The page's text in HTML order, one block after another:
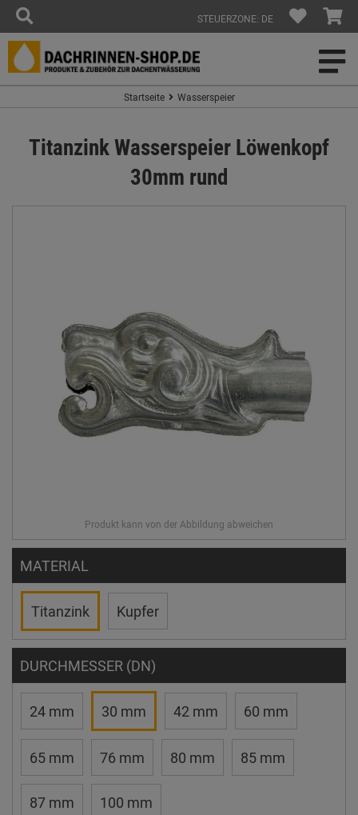
STEUERZONE: DE
Startseite Wasserspeier
Titanzink Wasserspeier Löwenkopf
30mm rund
MATERIAL
Titanzink Kupfer
DURCHMESSER (DN)
24 mm 30 mm 42 mm 60 mm
65 mm 76 mm 80 mm 85 mm
87 mm 100 mm